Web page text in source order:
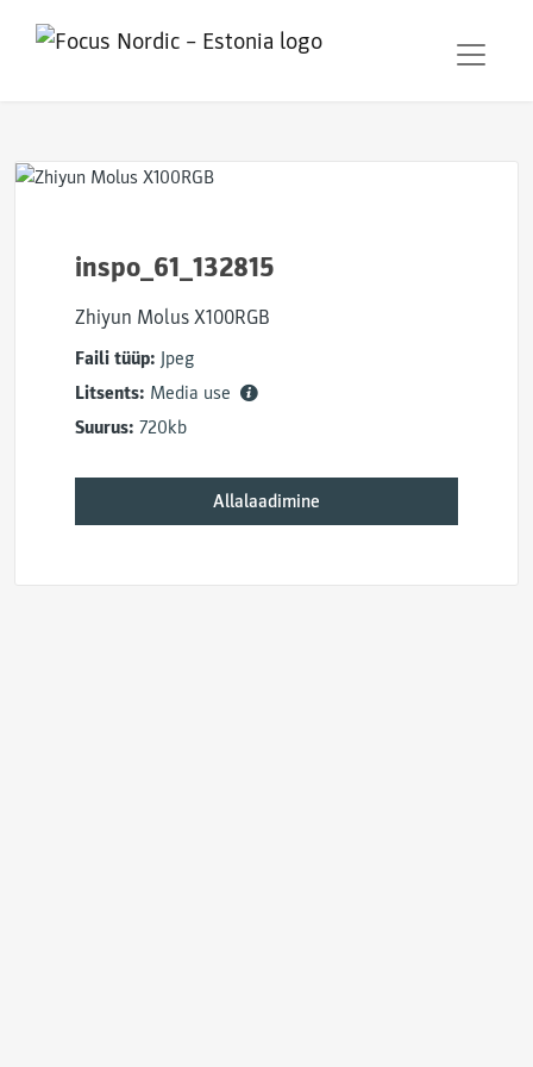
inspo_61_132815
Zhiyun Molus X100RGB
Faili tüüp: Jpeg
Litsents: Media use
Suurus: 720kb
Allalaadimine